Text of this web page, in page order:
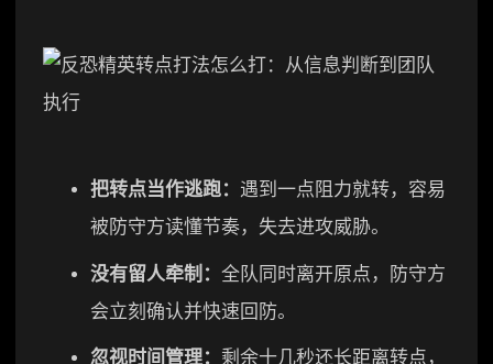
把转点当作逃跑： 遇到一点阻力就转，容易
被防守方读懂节奏，失去进攻威胁。
没有留人牵制： 全队同时离开原点，防守方
会立刻确认并快速回防。
忽视时间管理： 剩余十几秒还长距离转点，